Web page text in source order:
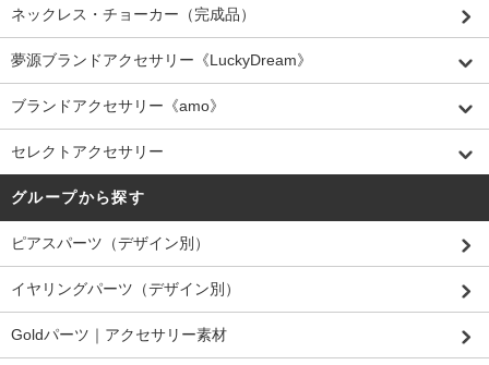
ネックレス・チョーカー（完成品）
夢源ブランドアクセサリー《LuckyDream》
ブランドアクセサリー《amo》
セレクトアクセサリー
グループから探す
ピアスパーツ（デザイン別）
イヤリングパーツ（デザイン別）
Goldパーツ｜アクセサリー素材